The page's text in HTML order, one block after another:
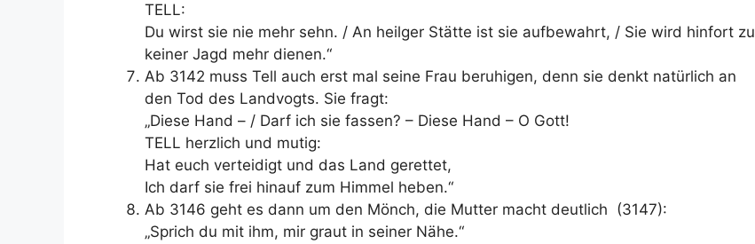
TELL:
Du wirst sie nie mehr sehn. / An heilger Stätte ist sie aufbewahrt, / Sie wird hinfort zu
keiner Jagd mehr dienen.“
Ab 3142 muss Tell auch erst mal seine Frau beruhigen, denn sie denkt natürlich an
den Tod des Landvogts. Sie fragt:
„Diese Hand – / Darf ich sie fassen? – Diese Hand – O Gott!
TELL herzlich und mutig:
Hat euch verteidigt und das Land gerettet,
Ich darf sie frei hinauf zum Himmel heben.“
Ab 3146 geht es dann um den Mönch, die Mutter macht deutlich (3147):
„Sprich du mit ihm, mir graut in seiner Nähe.“